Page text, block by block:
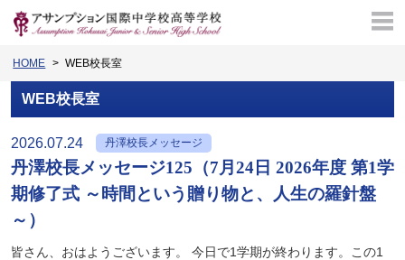
HOME WEB校長室
WEB校長室
2026.07.24 丹澤校長メッセージ
丹澤校長メッセージ125（7月24日 2026年度 第1学
期修了式 ～時間という贈り物と、人生の羅針盤
～）
皆さん、おはようございます。 今日で1学期が終わります。この1